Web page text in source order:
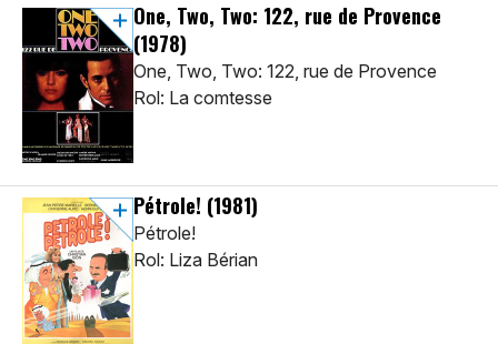
One, Two, Two: 122, rue de Provence
(1978)
One, Two, Two: 122, rue de Provence
Rol: La comtesse
Pétrole! (1981)
Pétrole!
Rol: Liza Bérian